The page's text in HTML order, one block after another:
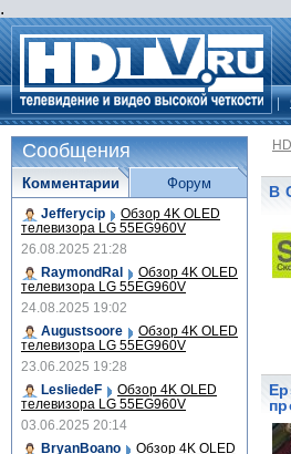
.
В
Сообщения
Комментарии
Jefferycip Обзор 4K OLED
телевизора LG 55EG960V
26.08.2025 21:28
RaymondRal
Обзор 4K OLED
телевизора LG 55EG960V
24.08.2025 19:02
Augustsoore
Обзор 4K OLED
телевизора LG 55EG960V
23.06.2025 19:28
LesliedeF
Обзор 4K OLED
телевизора LG 55EG960V
03.06.2025 20:14
BryanBoano
Обзор 4K OLED
Форум